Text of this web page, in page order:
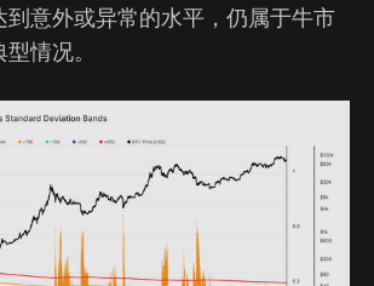
到意外或异常的水平，仍属于牛市
情况。